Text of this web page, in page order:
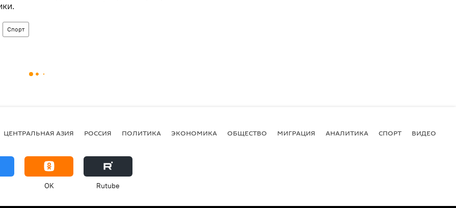
Спорт
ЦЕНТРАЛЬНАЯ АЗИЯ РОССИЯ ПОЛИТИКА ЭКОНОМИКА ОБЩЕСТВО МИГРАЦИЯ АНАЛИТИКА СПОРТ ВИДЕО
OK Rutube